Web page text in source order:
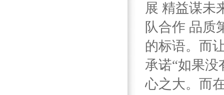
展 精益谋未
队合作 品质
的标语。而
承诺“如果没
心之大。而